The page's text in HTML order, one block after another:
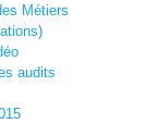
Métiers
audits